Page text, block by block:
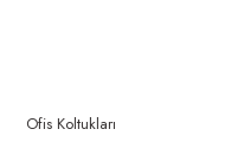
Ofis Koltukları